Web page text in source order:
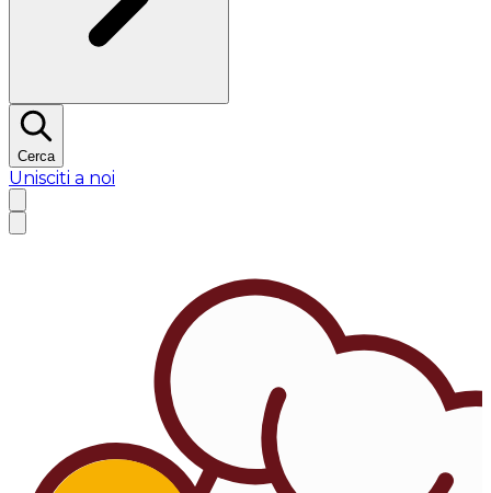
Cerca
Unisciti a noi